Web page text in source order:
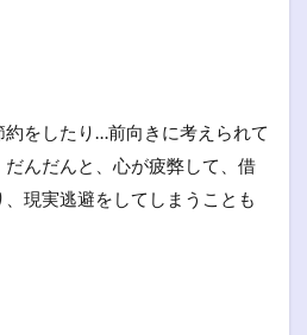
をしたり…前向きに考えられて
んだんと、心が疲弊して、借
現実逃避をしてしまうことも